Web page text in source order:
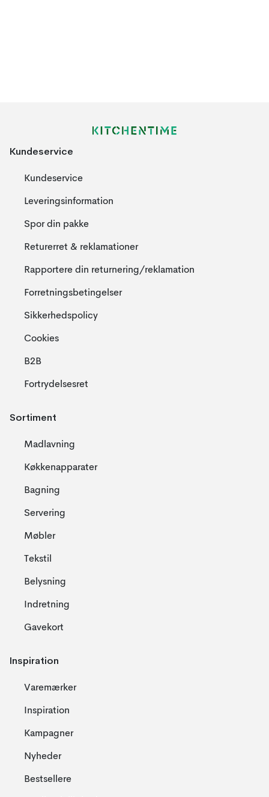
Kundeservice
Kundeservice
Leveringsinformation
Spor din pakke
Returerret & reklamationer
Rapportere din returnering/reklamation
Forretningsbetingelser
Sikkerhedspolicy
Cookies
B2B
Fortrydelsesret
Sortiment
Madlavning
Køkkenapparater
Bagning
Servering
Møbler
Tekstil
Belysning
Indretning
Gavekort
Inspiration
Varemærker
Inspiration
Kampagner
Nyheder
Bestsellere